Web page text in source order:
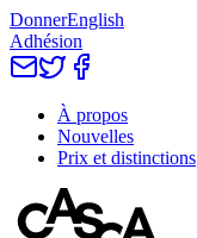
DonnerEnglish
Adhésion
À propos
Nouvelles
Prix et distinctions